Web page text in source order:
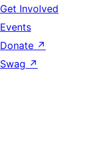
Get Involved
Events
Donate ↗
Swag ↗